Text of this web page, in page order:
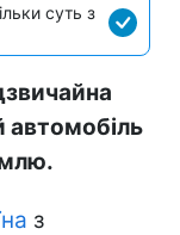
суть з
автомобіль
з